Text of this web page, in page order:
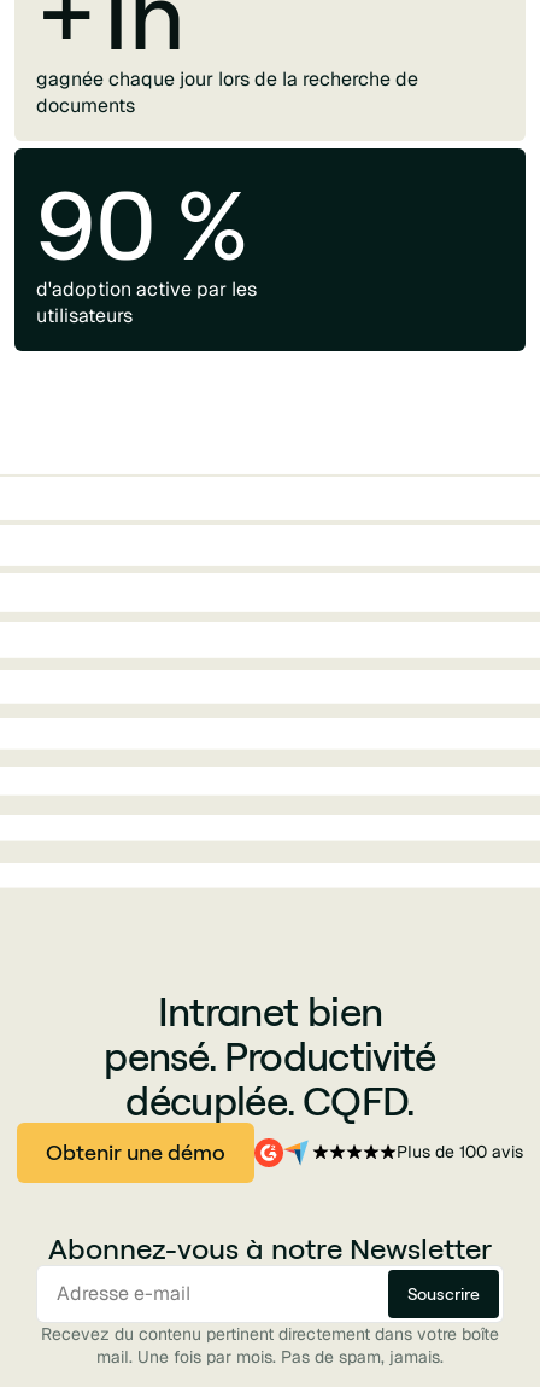
gagnée chaque jour lors de la recherche de
documents
90 %
d'adoption active par les
utilisateurs
Intranet bien
pensé. Productivité
décuplée. CQFD.
Obtenir une démo Plus de 100 avis
Abonnez-vous à notre Newsletter
Recevez du contenu pertinent directement dans votre boîte
mail. Une fois par mois. Pas de spam, jamais.